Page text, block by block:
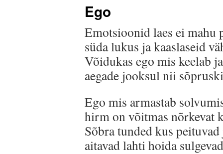
Ego
Emotsioonid laes ei mahu
süda lukus ja kaaslaseid
Võidukas ego mis keelab
aegade jooksul nii
Ego mis armastab
hirm on võitmas nõrkevat
Sõbra tunded kus
aitavad lahti hoida